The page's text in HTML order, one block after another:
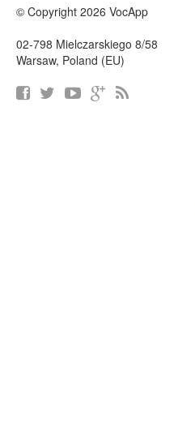
© Copyright 2026 VocApp
02-798 Mielczarskiego 8/58
Warsaw, Poland (EU)